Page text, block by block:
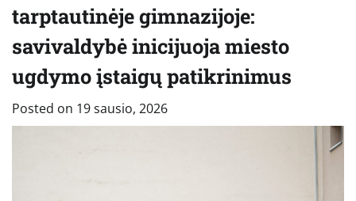
tarptautinėje gimnazijoje:
savivaldybė inicijuoja miesto
ugdymo įstaigų patikrinimus
Posted on 19 sausio, 2026